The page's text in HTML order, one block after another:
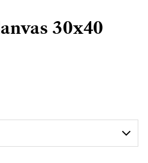
30x40